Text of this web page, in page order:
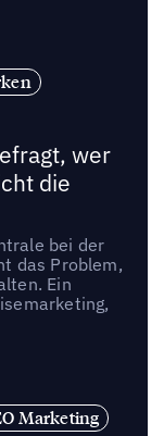
wer
die
bei der
das Problem,
Ein
Marketing